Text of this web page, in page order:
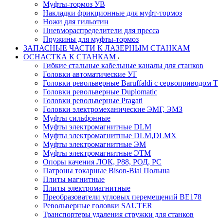
Муфты-тормоз УВ
Накладки фрикционные для муфт-тормоз
Ножи для гильотин
Пневмораспределители для пресса
Пружины для муфты-тормоз
ЗАПАСНЫЕ ЧАСТИ К ЛАЗЕРНЫМ СТАНКАМ
ОСНАСТКА К СТАНКАМ
Гибкие стальные кабельные каналы для станков
Головки автоматические УГ
Головки револьверные Baruffaldi с сервоприводом
Головки револьверные Duplomatic
Головки револьверные Pragati
Головки электромеханические ЭМГ, ЭМЗ
Муфты сильфонные
Муфты электромагнитные DLM
Муфты электромагнитные DLM,DLMX
Муфты электромагнитные ЭМ
Муфты электромагнитные ЭТМ
Опоры качения ЛОК, Р88, РОД, РС
Патроны токарные Bison-Bial Польша
Плиты магнитные
Плиты электромагнитные
Преобразователи угловых перемещений ВЕ178
Револьверные головки SAUTER
Транспортеры удаления стружки для станков